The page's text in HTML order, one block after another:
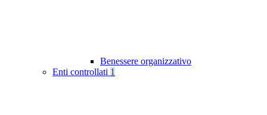
Benessere organizzativo
Enti controllati 1